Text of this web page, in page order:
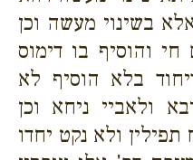
בשינוי מעשה וכן
והוסיף בו דימוס
בלא הוסיף לא
ולאביי ניחא וכן
ולא נקט יחדו